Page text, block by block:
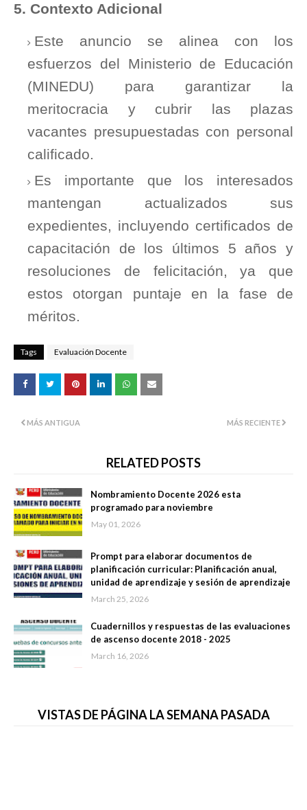
5. Contexto Adicional
Este anuncio se alinea con los
esfuerzos del Ministerio de Educación
(MINEDU) para garantizar la
meritocracia y cubrir las plazas
vacantes presupuestadas con personal
calificado.
Es importante que los interesados
mantengan actualizados sus
expedientes, incluyendo certificados de
capacitación de los últimos 5 años y
resoluciones de felicitación, ya que
estos otorgan puntaje en la fase de
méritos.
Tags Evaluación Docente
MÁS RECIENTE
MÁS ANTIGUA
RELATED POSTS
Nombramiento Docente 2026 esta
programado para noviembre
May 01, 2026
Prompt para elaborar documentos de
planificación curricular: Planificación anual,
unidad de aprendizaje y sesión de aprendizaje
March 25, 2026
Cuadernillos y respuestas de las evaluaciones
de ascenso docente 2018 - 2025
March 16, 2026
VISTAS DE PÁGINA LA SEMANA PASADA